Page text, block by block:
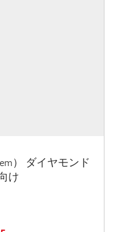
） ダイヤモンド
け